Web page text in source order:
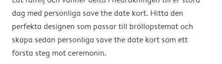
dag med personliga save the date kort. Hitta den
perfekta designen som passar till bröllopstemat och
skapa sedan personliga save the date kort som ett
första steg mot ceremonin.